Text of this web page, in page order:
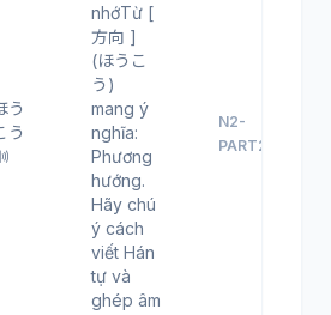
う
う
nhớTừ [
方向 ]
(ほうこ
う)
mang ý
nghĩa:
Phương
hướng.
Hãy chú
ý cách
viết Hán
tự và
ghép âm
N2-
PART21